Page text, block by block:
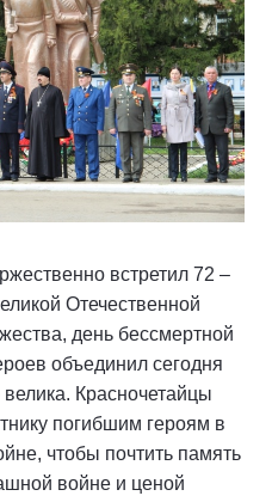
встретил 72 –
Отечественной
день бессмертной
объединил сегодня
Красночетайцы
погибшим героям в
чтобы почтить память
войне и ценой